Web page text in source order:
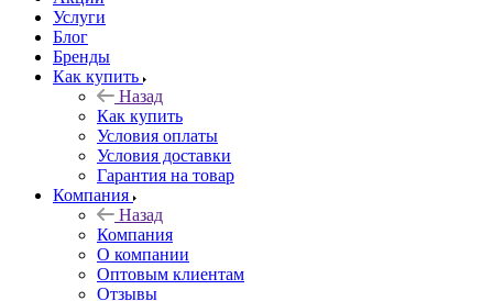
Услуги
Блог
Бренды
Как купить
Назад
Как купить
Условия оплаты
Условия доставки
Гарантия на товар
Компания
Назад
Компания
О компании
Оптовым клиентам
Отзывы